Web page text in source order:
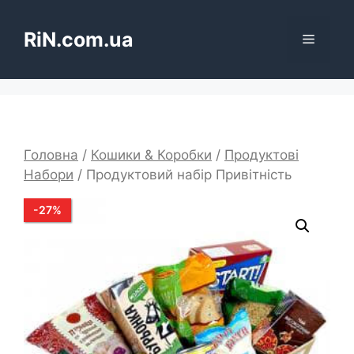
вмістуRiN.com.ua Меню
Головна / Кошики & Коробки / Продуктові
Набори / Продуктовий набір Привітність
-27%